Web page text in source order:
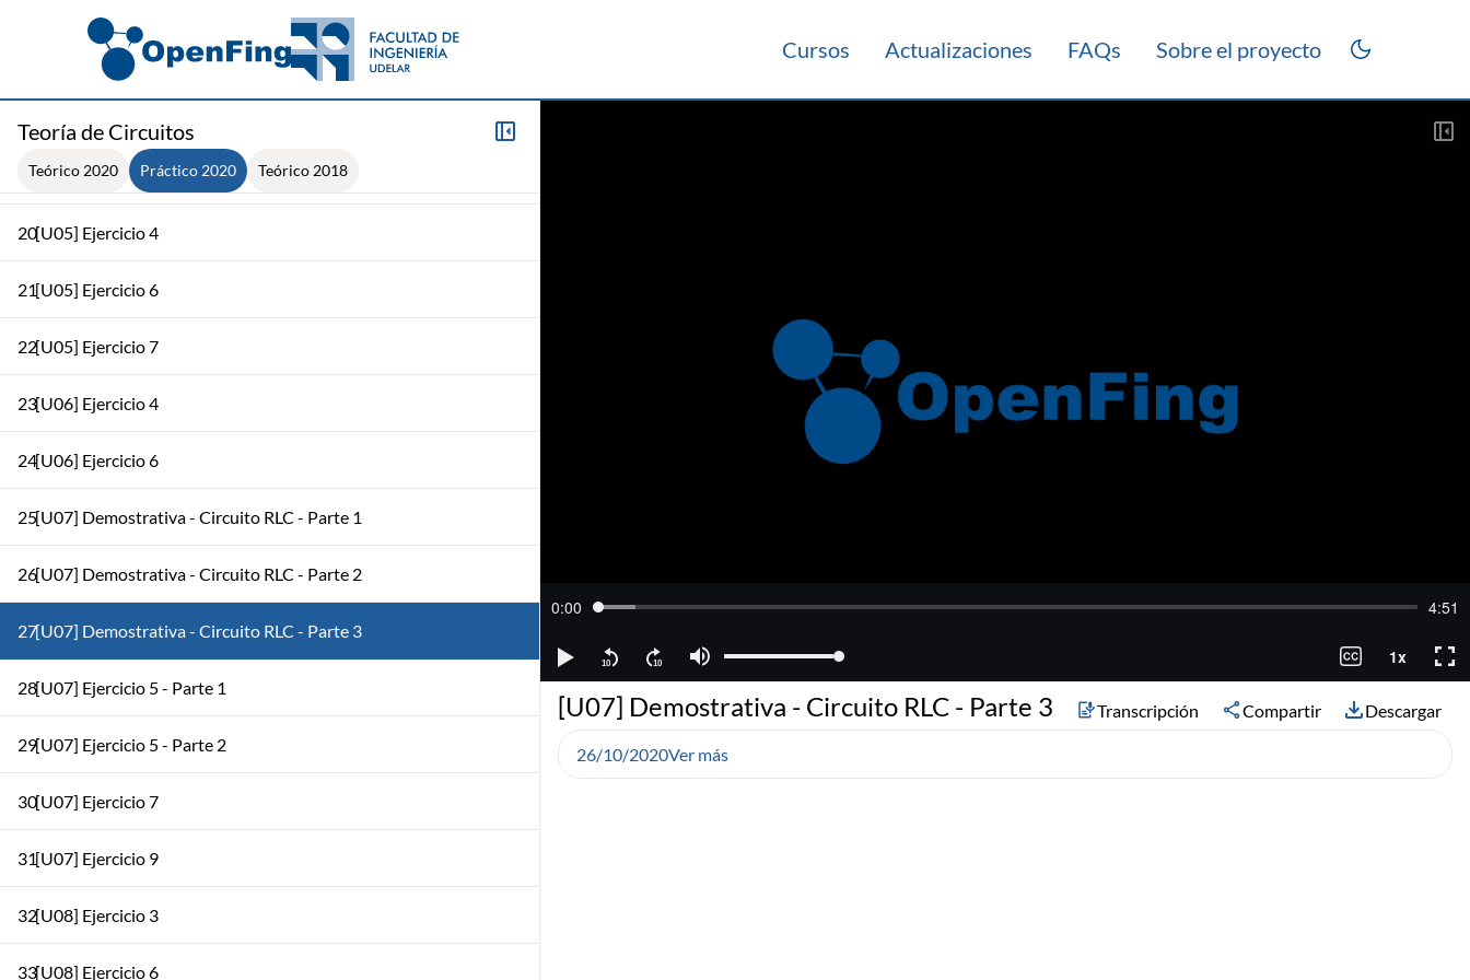
Cursos Actualizaciones FAQs Sobre el proyecto
Teoría de Circuitos
Teórico 2020 Práctico 2020 Teórico 2018
[U04] Ejercicio 7
19[U04] Ejercicio 12
20[U05] Ejercicio 4
21[U05] Ejercicio 6
22[U05] Ejercicio 7
23[U06] Ejercicio 4
24[U06] Ejercicio 6
25[U07] Demostrativa - Circuito RLC - Parte 1
26[U07] Demostrativa - Circuito RLC - Parte 2
27[U07] Demostrativa - Circuito RLC - Parte 3
28[U07] Ejercicio 5 - Parte 1
29[U07] Ejercicio 5 - Parte 2
30[U07] Ejercicio 7
31[U07] Ejercicio 9
32[U08] Ejercicio 3
33[U08] Ejercicio 6
[U07] Demostrativa - Circuito RLC - Parte 3 Transcripción Compartir Descargar
26/10/2020Ver más